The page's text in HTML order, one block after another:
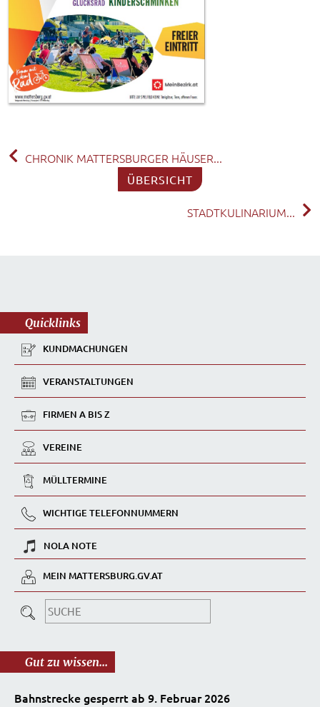
CHRONIK MATTERSBURGER HÄUSER...
ÜBERSICHT
STADTKULINARIUM...
Quicklinks
KUNDMACHUNGEN
VERANSTALTUNGEN
FIRMEN A BIS Z
VEREINE
MÜLLTERMINE
WICHTIGE TELEFONNUMMERN
NOLA NOTE
MEIN MATTERSBURG.GV.AT
Gut zu wissen...
Bahnstrecke gesperrt ab 9. Februar 2026